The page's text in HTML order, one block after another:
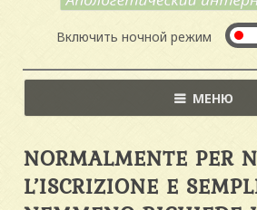
Включить ночной режим
МЕНЮ
NORMALMENTE PER
L’ISCRIZIONE E